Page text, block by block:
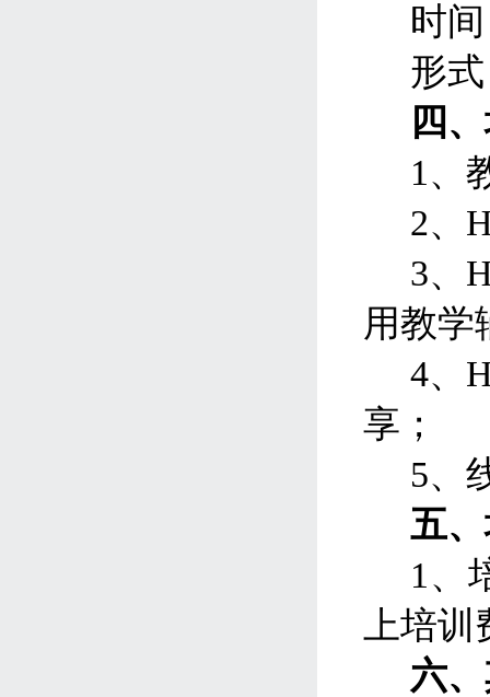
时
形
四
1、
2、
3、
用教学
4、
享；
5、
五
1、
上培
六